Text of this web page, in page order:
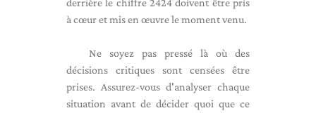
derrière le chiffre 2424 doivent être pris
à cœur et mis en œuvre le moment venu.
Ne soyez pas pressé là où des
décisions critiques sont censées être
prises. Assurez-vous d'analyser chaque
situation avant de décider quoi que ce